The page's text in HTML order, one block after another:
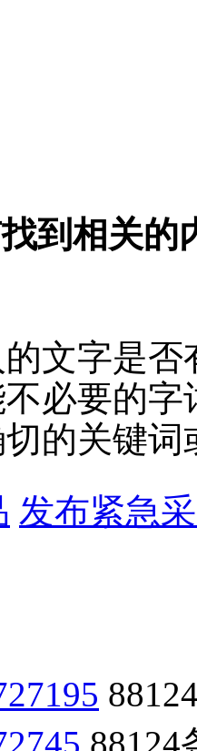
到相关的
的文字是否
必要的字
切的关键
发布紧急
88124